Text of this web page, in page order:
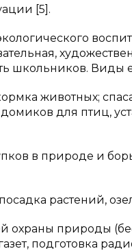
[5].
школьников. Виды
животных;
для птиц,
в природе и
растений,
охраны природы
подготовка